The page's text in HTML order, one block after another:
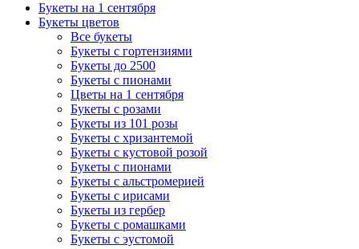
Букеты на 1 сентября
Букеты цветов
Все букеты
Букеты с гортензиями
Букеты до 2500
Букеты с пионами
Цветы на 1 сентября
Букеты с розами
Букеты из 101 розы
Букеты с хризантемой
Букеты с кустовой розой
Букеты с пионами
Букеты с альстромерией
Букеты с ирисами
Букеты из гербер
Букеты с ромашками
Букеты с эустомой